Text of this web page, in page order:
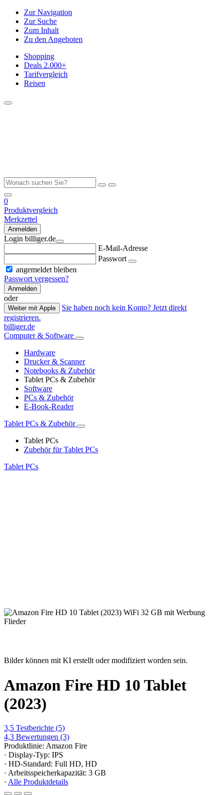
Zur Navigation
Zur Suche
Zum Inhalt
Zu den Angeboten
Shopping
Deals 2.000+
Tarifvergleich
Reisen
0
Produktvergleich
Merkzettel
Anmelden
Login billiger.de
E-Mail-Adresse
Passwort
angemeldet bleiben
Passwort vergessen?
Anmelden
oder
Weiter mit Apple
Sie haben noch kein Konto? Jetzt direkt
registrieren.
billiger.de
Computer & Software
Hardware
Drucker & Scanner
Notebooks & Zubehör
Tablet PCs & Zubehör
Software
PCs & Zubehör
E-Book-Reader
Tablet PCs & Zubehör
Tablet PCs
Zubehör für Tablet PCs
Tablet PCs
Bilder können mit KI erstellt oder modifiziert worden sein.
Amazon Fire HD 10 Tablet
(2023)
3,5 Testberichte (5)
4,3 Bewertungen (3)
Produktlinie: Amazon Fire
· Display-Typ: IPS
· HD-Standard: Full HD, HD
· Arbeitsspeicherkapazität: 3 GB
· Alle Produktdetails